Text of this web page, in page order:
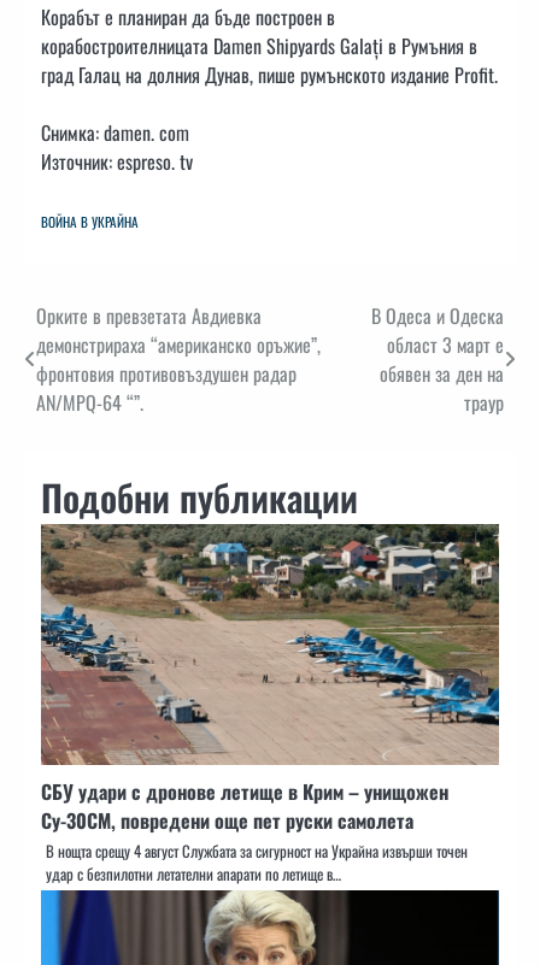
Корабът е планиран да бъде построен в
корабостроителницата Damen Shipyards Galați в Румъния в
град Галац на долния Дунав, пише румънското издание Profit.
Снимка: damen. com
Източник: espreso. tv
ВОЙНА В УКРАЙНА
Навигация
Орките в превзетата Авдиевка
демонстрираха “американско оръжие”,
фронтовия противовъздушен радар
AN/MPQ-64 “”.
В Одеса и Одеска
област 3 март е
обявен за ден на
траур
Подобни публикации
СБУ удари с дронове летище в Крим – унищожен
Су-30СМ, повредени още пет руски самолета
В нощта срещу 4 август Службата за сигурност на Украйна извърши точен
удар с безпилотни летателни апарати по летище в…